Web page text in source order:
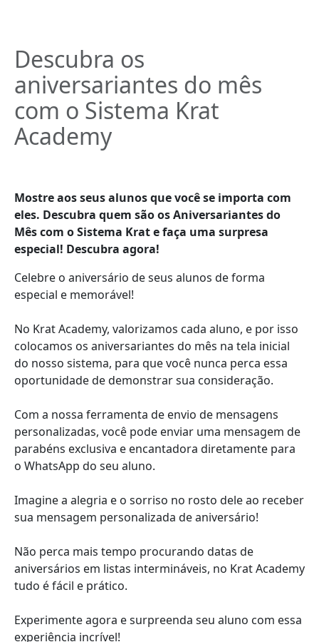
Descubra os
aniversariantes do mês
com o Sistema Krat
Academy
Mostre aos seus alunos que você se importa com
eles. Descubra quem são os Aniversariantes do
Mês com o Sistema Krat e faça uma surpresa
especial! Descubra agora!
Celebre o aniversário de seus alunos de forma
especial e memorável!
No Krat Academy, valorizamos cada aluno, e por isso
colocamos os aniversariantes do mês na tela inicial
do nosso sistema, para que você nunca perca essa
oportunidade de demonstrar sua consideração.
Com a nossa ferramenta de envio de mensagens
personalizadas, você pode enviar uma mensagem de
parabéns exclusiva e encantadora diretamente para
o WhatsApp do seu aluno.
Imagine a alegria e o sorriso no rosto dele ao receber
sua mensagem personalizada de aniversário!
Não perca mais tempo procurando datas de
aniversários em listas intermináveis, no Krat Academy
tudo é fácil e prático.
Experimente agora e surpreenda seu aluno com essa
experiência incrível!